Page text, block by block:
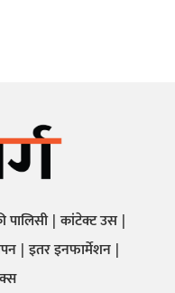
पालिसी कांटेक्ट उस
इतर इनफार्मेशन